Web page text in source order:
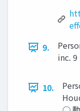
9.
inc. 9
10.